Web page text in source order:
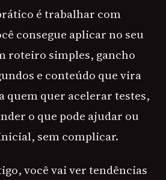
é trabalhar com
consegue aplicar no seu
roteiro simples, gancho
e conteúdo que vira
quem quer acelerar testes,
o que pode ajudar ou
sem complicar.
você vai ver tendências